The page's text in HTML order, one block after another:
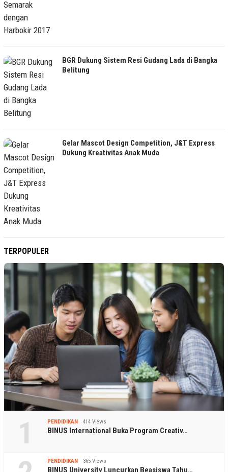
BGR Dukung Sistem Resi Gudang Lada di Bangka
Belitung
Gelar Mascot Design Competition, J&T Express
Dukung Kreativitas Anak Muda
TERPOPULER
1 PENDIDIKAN 414 Views
BINUS International Buka Program Creativ…
PENDIDIKAN 365 Views
BINUS University Luncurkan Beasiswa Tahu…